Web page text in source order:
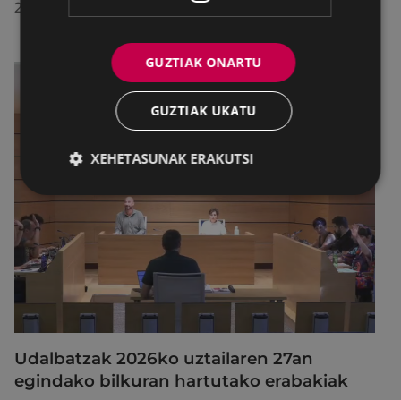
2026/07/30
Udalbatzak 2026ko uztailaren 27an
egindako bilkuran hartutako erabakiak
GUZTIAK ONARTU
GUZTIAK UKATU
XEHETASUNAK ERAKUTSI